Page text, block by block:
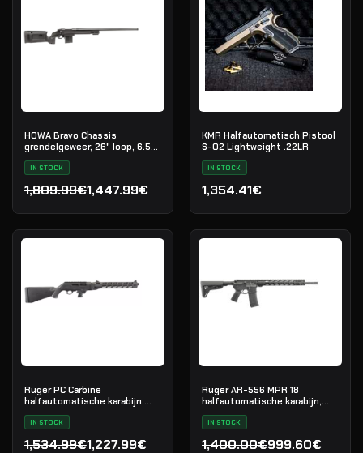
HOWA Bravo Chassis
grendelgeweer, 26" loop, 6.5
IN STOCK
1,809.99€
Oorspronkelijke prijs was: 1,809.99€.
1,447.99€
Huidige prijs is: 1,447.99€.
KMR Halfautomatisch Pistool
S-02 Lightweight .22LR
IN STOCK
1,354.41€
Ruger PC Carbine
halfautomatische karabijn,
9x19
IN STOCK
1,534.99€1,227.99€
Ruger AR-556 MPR 18
halfautomatische karabijn,
.223 Rem
IN STOCK
1,400.00€999.60€